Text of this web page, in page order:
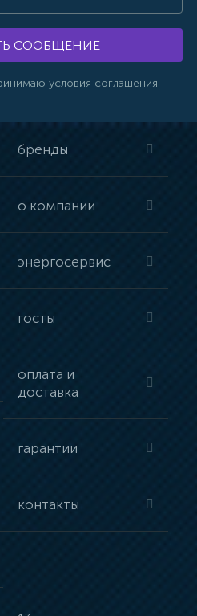
СООБЩЕНИЕ
условия соглашения.
бренды
о компании
энергосервис
госты
оплата и
доставка
гарантии
контакты